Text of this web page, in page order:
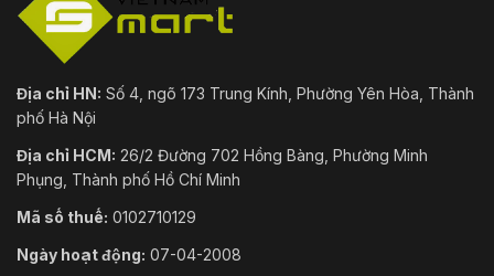
Địa chỉ HN: Số 4, ngõ 173 Trung Kính, Phường Yên Hòa, Thành
phố Hà Nội
Địa chỉ HCM: 26/2 Đường 702 Hồng Bàng, Phường Minh
Phụng, Thành phố Hồ Chí Minh
Mã số thuế: 0102710129
Ngày hoạt động: 07-04-2008